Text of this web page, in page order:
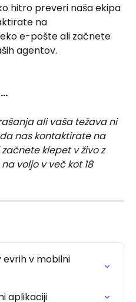
hitro preveri naša ekipa
na
e-pošte ali začnete
agentov.
…
ali vaša težava ni
nas kontaktirate na
klepet v živo z
voljo v več kot 18
evrih v mobilni
aplikaciji